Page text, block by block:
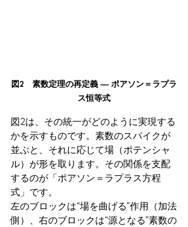
図2　素数定理の再定義 ― ポアソン＝ラプラ
ス恒等式
図2は、その統一がどのように実現する
かを示すものです。素数のスパイクが
並ぶと、それに応じて場（ポテンシャ
ル）が形を取ります。その関係を支配
するのが「ポアソン＝ラプラス方程
式」です。
左のブロックは“場を曲げる”作用（加法
側）、右のブロックは“源となる”素数の